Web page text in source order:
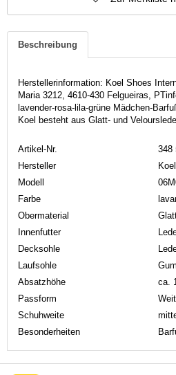
Beschreibung
Herstellerinformation: Koel Shoes
Maria 3212, 4610-430 Felgueiras,
lavender-rosa-lila-grüne Mädchen-
Koel besteht aus Glatt- und
Artikel-Nr.
348
Hersteller
Modell
Farbe
Obermaterial
Innenfutter
Decksohle
Laufsohle
Absatzhöhe
ca.
Passform
Schuhweite
Besonderheiten